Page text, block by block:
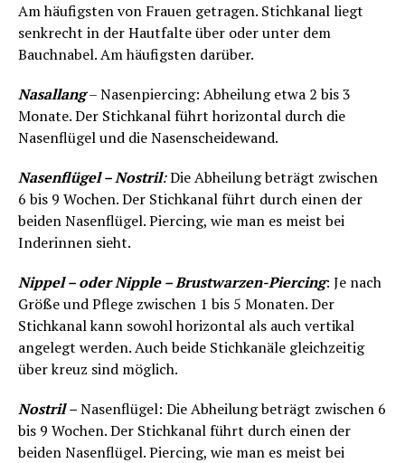
Am häufigsten von Frauen getragen. Stichkanal liegt
senkrecht in der Hautfalte über oder unter dem
Bauchnabel. Am häufigsten darüber.
Nasallang– Nasenpiercing: Abheilung etwa 2 bis 3
Monate. Der Stichkanal führt horizontal durch die
Nasenflügel und die Nasenscheidewand.
Nasenflügel – Nostril:Die Abheilung beträgt zwischen
6 bis 9 Wochen. Der Stichkanal führt durch einen der
beiden Nasenflügel. Piercing, wie man es meist bei
Inderinnen sieht.
Nippel – oder Nipple – Brustwarzen-Piercing: Je nach
Größe und Pflege zwischen 1 bis 5 Monaten. Der
Stichkanal kann sowohl horizontal als auch vertikal
angelegt werden. Auch beide Stichkanäle gleichzeitig
über kreuz sind möglich.
Nostril–Nasenflügel: Die Abheilung beträgt zwischen 6
bis 9 Wochen. Der Stichkanal führt durch einen der
beiden Nasenflügel. Piercing, wie man es meist bei